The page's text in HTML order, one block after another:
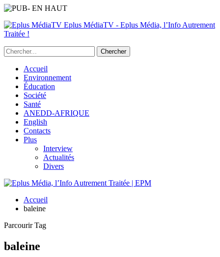
Eplus MédiaTV - Eplus Média, l’Info Autrement
Traitée !
Accueil
Environnement
Éducation
Société
Santé
ANEDD-AFRIQUE
English
Contacts
Plus
Interview
Actualités
Divers
Accueil
baleine
Parcourir Tag
baleine